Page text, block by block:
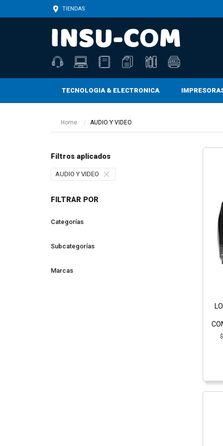
TIENDAS
TECNOLOGIA & ELECTRONICA
Home AUDIO Y VIDEO
Filtros aplicados
AUDIO Y VIDEO
FILTRAR POR
Categorías
Subcategorías
Marcas